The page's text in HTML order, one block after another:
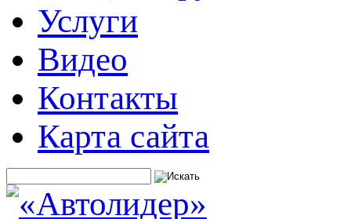
Услуги
Видео
Контакты
Карта сайта